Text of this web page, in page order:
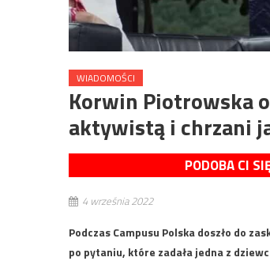
WIADOMOŚCI
Korwin Piotrowska
aktywistą i chrzani
PODOBA CI
4 września 2022
Podczas Campusu Polska doszło do
po pytaniu, które zadała jedna z